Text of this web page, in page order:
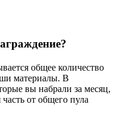
общее количество
материалы. В
вы набрали за месяц,
от общего пула